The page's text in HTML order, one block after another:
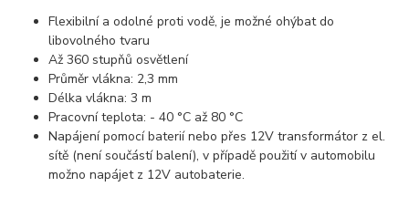
Flexibilní a odolné proti vodě, je možné ohýbat do
libovolného tvaru
Až 360 stupňů osvětlení
Průměr vlákna: 2,3 mm
Délka vlákna: 3 m
Pracovní teplota: - 40 °C až 80 °C
Napájení pomocí baterií nebo přes 12V transformátor z el.
sítě (není součástí balení), v případě použití v automobilu
možno napájet z 12V autobaterie.